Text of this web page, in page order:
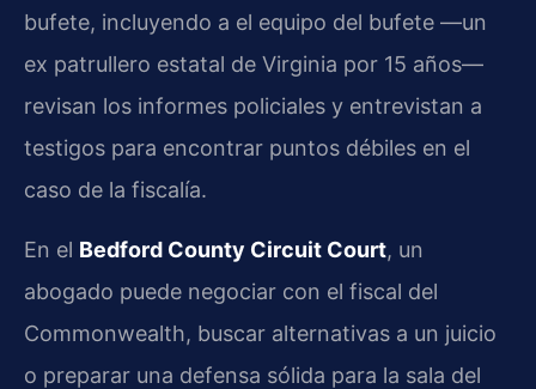
bufete, incluyendo a el equipo del bufete —un
ex patrullero estatal de Virginia por 15 años—
revisan los informes policiales y entrevistan a
testigos para encontrar puntos débiles en el
caso de la fiscalía.
En el Bedford County Circuit Court, un
abogado puede negociar con el fiscal del
Commonwealth, buscar alternativas a un juicio
o preparar una defensa sólida para la sala del